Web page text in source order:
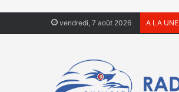
vendredi, 7 août 2026 A LA UNE